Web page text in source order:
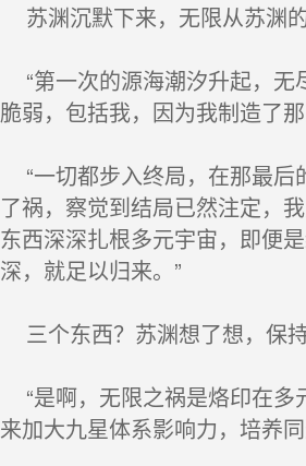
苏渊沉默下来，无限从苏渊
“第一次的源海潮汐升起，无
脆弱，包括我，因为我制造了
“一切都步入终局，在那最后
了祸，察觉到结局已然注定，
东西深深扎根多元宇宙，即便
深，就足以归来。”
三个东西？苏渊想了想，保
“是啊，无限之祸是烙印在多
来加大九星体系影响力，培养